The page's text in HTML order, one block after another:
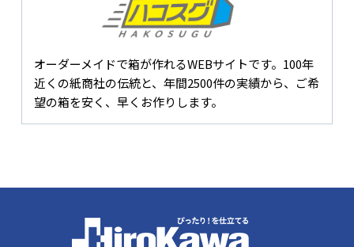
オーダーメイドで箱が作れるWEBサイトです。100年
近くの紙商社の伝統と、年間2500件の実績から、ご希
望の箱を安く、早くお作りします。